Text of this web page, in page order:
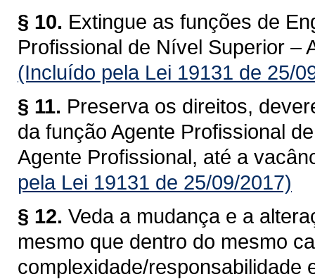
§ 10. Extingue as funções de
Profissional de Nível Superior –
(Incluído pela Lei 19131 de 25/
§ 11. Preserva os direitos,
da função Agente Profissional
Agente Profissional, até a
pela Lei 19131 de 25/09/2017)
§ 12. Veda a mudança e a
mesmo que dentro do mesmo
complexidade/responsabilidade